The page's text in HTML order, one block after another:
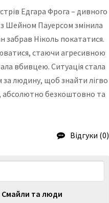
Едгара Фрога – дивного
Шейном Пауерсом змінила
забрав Ніколь покататися.
стаючи агресивною
вбивцею. Ситуація стала
людину, щоб знайти лігво
абсолютно безкоштовно та
Відгуки (0)
Смайли та люди